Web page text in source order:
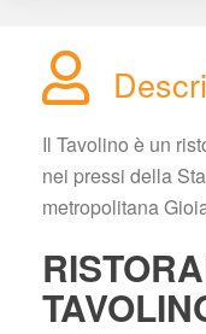
Il Tavolino è un
nei pressi della
metropolitana